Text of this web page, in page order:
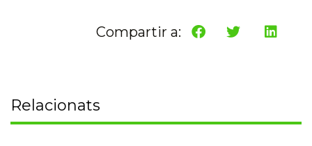
Compartir a:
Relacionats